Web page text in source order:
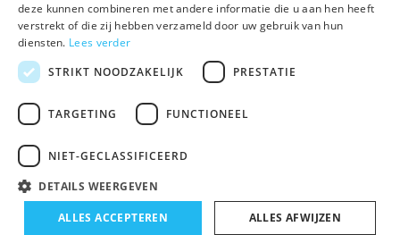
+ In winkelwagen
Algemene voorwaarden Disclaimer
deze kunnen combineren met andere informatie die u aan hen heeft
verstrekt of die zij hebben verzameld door uw gebruik van hun
diensten. Lees verder
STRIKT NOODZAKELIJK
PRESTATIE
TARGETING FUNCTIONEEL
NIET-GECLASSIFICEERD
DETAILS WEERGEVEN
ALLES ACCEPTEREN ALLES AFWIJZEN